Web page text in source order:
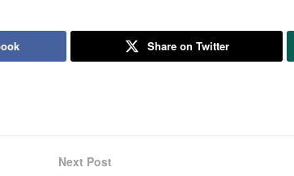
Share on Twitter
Next Post